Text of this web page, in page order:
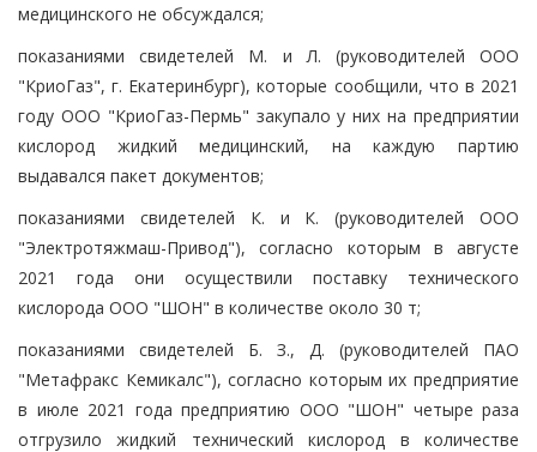
медицинского не обсуждался;
показаниями свидетелей М. и Л. (руководителей ООО
"КриоГаз", г. Екатеринбург), которые сообщили, что в 2021
году ООО "КриоГаз-Пермь" закупало у них на предприятии
кислород жидкий медицинский, на каждую партию
выдавался пакет документов;
показаниями свидетелей К. и К. (руководителей ООО
"Электротяжмаш-Привод"), согласно которым в августе
2021 года они осуществили поставку технического
кислорода ООО "ШОН" в количестве около 30 т;
показаниями свидетелей Б. З., Д. (руководителей ПАО
"Метафракс Кемикалс"), согласно которым их предприятие
в июле 2021 года предприятию ООО "ШОН" четыре раза
отгрузило жидкий технический кислород в количестве